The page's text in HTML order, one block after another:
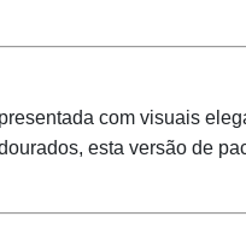
com visuais
esta versão de